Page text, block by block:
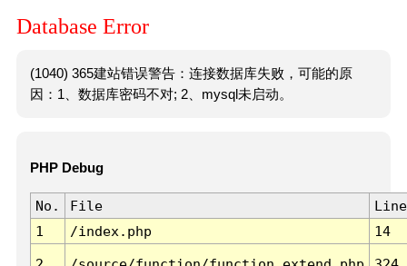
Database Error
(1040) 365建站错误警告：连接数据库失败，可能的原
因：1、数据库密码不对; 2、mysql未启动。
PHP Debug
No. File
Line
1
/index.php 14